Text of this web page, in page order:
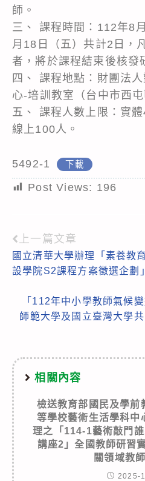
師。
三、 課程時間：112年8
月18日（五）共計2日，
者，將於課程結束後核發
四、 課程地點：財團法
心-培訓教室（台中市西
五、 課程人數上限：實
線上100人。
5492-1 下載
Post Views: 196
Read
more
上一篇文章
國立清華大學辦理「素養教
設學院S2課程方案徵選企劃」
「112年中小學教師氣候
師範大學及國立臺灣大學
相關內容
檢送教育部國民及學前
等學校藝術生活學科中
理之「114-1藝術敲門
講座2」全國教師研習
關領域教
2025-